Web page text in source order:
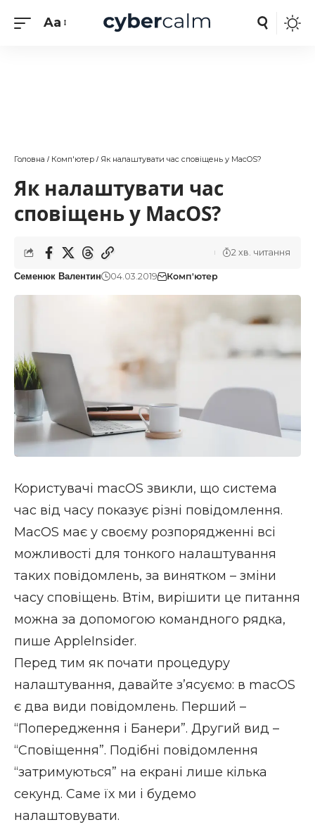
Aa
Головна / Комп'ютер / Як налаштувати час сповіщень у MacOS?
Як налаштувати час
сповіщень у MacOS?
Семенюк Валентин 04.03.2019 Комп'ютер
2 хв. читання
Користувачі macOS звикли, що система
час від часу показує різні повідомлення.
MacOS має у своєму розпорядженні всі
можливості для тонкого налаштування
таких повідомлень, за винятком – зміни
часу сповіщень. Втім, вирішити це питання
можна за допомогою командного рядка,
пише AppleInsider.
Перед тим як почати процедуру
налаштування, давайте з’ясуємо: в macOS
є два види повідомлень. Перший –
“Попередження і Банери”. Другий вид –
“Сповіщення”. Подібні повідомлення
“затримуються” на екрані лише кілька
секунд. Саме їх ми і будемо
налаштовувати.